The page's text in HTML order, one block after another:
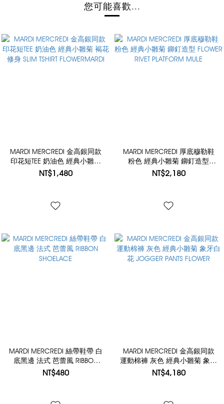
您可能喜歡...
MARDI MERCREDI 金高銀同款
印花短TEE 奶油色 經典小雛菊
褐花 修身 SLIM TSHIRT
FLOWERMARDI
NT$1,480
MARDI MERCREDI 厚底穆勒鞋
粉色 經典小雛菊 鉚釘造型
FLOWER RIVET PLATFORM MULE
NT$2,180
MARDI MERCREDI 絲帶鞋帶 白
底黑邊 法式 芭蕾風 RIBBON
SHOELACE
NT$480
MARDI MERCREDI 金高銀同款
運動棉褲 灰色 經典小雛菊 象牙
白花 JOGGER PANTS FLOWER
NT$4,180